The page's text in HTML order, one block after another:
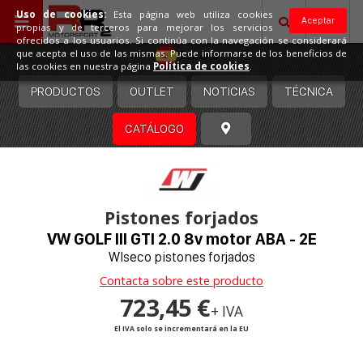
España
PRODUCTOS OUTLET NOTICIAS TÉCNICA
CATÁLOGO
Pistones forjados
VW GOLF III GTI 2.0 8v motor ABA - 2E
WIseco pistones forjados
Contacta sobre este producto
723,45 €+ IVA
El IVA solo se incrementará en la EU
Aceptar
Uso de cookies:Esta página web utiliza cookies
propias y de terceros para mejorar los servicios
ofrecidos a los usuarios. Si continúa con la navegación se considerará
que acepta el uso de las mismas. Puede informarse de los beneficios de
las cookies en nuestra página Política de cookies.